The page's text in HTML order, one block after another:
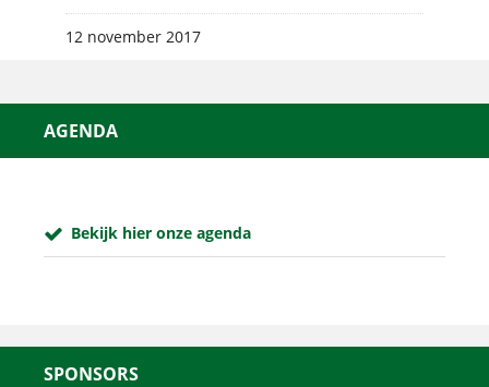
12 november 2017
AGENDA
Bekijk hier onze agenda
SPONSORS